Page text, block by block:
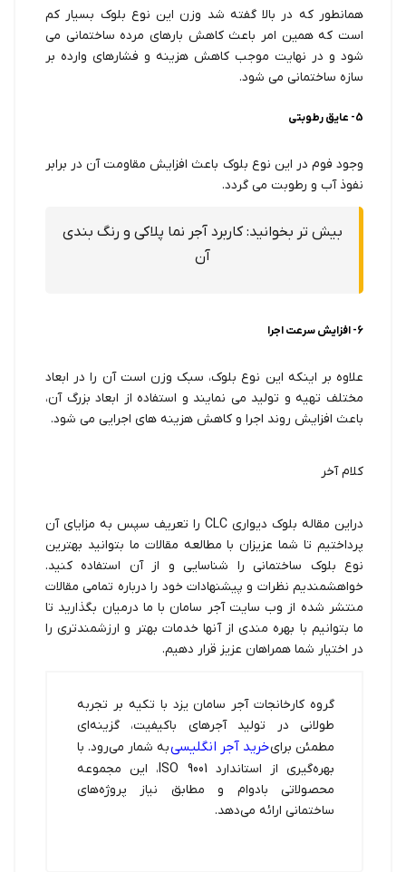
همانطور که در بالا گفته شد وزن این نوع بلوک بسیار کم
است که همین امر باعث کاهش بارهای مرده ساختمانی می
شود و در نهایت موجب کاهش هزینه و فشارهای وارده بر
سازه ساختمانی می شود.
5- عایق رطوبتی
وجود فوم در این نوع بلوک باعث افزایش مقاومت آن در برابر
نفوذ آب و رطوبت می گردد.
بیش تر بخوانید:کاربرد آجر نما پلاکی و رنگ بندی
آن
6- افزایش سرعت اجرا
علاوه بر اینکه این نوع بلوک، سبک وزن است آن را در ابعاد
مختلف تهیه و تولید می نمایند و استفاده از ابعاد بزرگ آن،
باعث افزایش روند اجرا و کاهش هزینه های اجرایی می شود.
کلام آخر
دراین مقاله بلوک دیواری CLC را تعریف سپس به مزایای آن
پرداختیم تا شما عزیزان با مطالعه مقالات ما بتوانید بهترین
نوع بلوک ساختمانی را شناسایی و از آن استفاده کنید.
خواهشمندیم نظرات و پیشنهادات خود را درباره تمامی مقالات
منتشر شده از وب سایت آجر سامان با ما درمیان بگذارید تا
ما بتوانیم با بهره مندی از آنها خدمات بهتر و ارزشمندتری را
در اختیار شما همراهان عزیز قرار دهیم.
گروه کارخانجات آجر سامان یزد با تکیه بر تجربه
طولانی در تولید آجرهای باکیفیت، گزینه‌ای
مطمئن برایخرید آجر انگلیسیبه شمار می‌رود. با
بهره‌گیری از استاندارد ISO 9001، این مجموعه
محصولاتی بادوام و مطابق نیاز پروژه‌های
ساختمانی ارائه می‌دهد.